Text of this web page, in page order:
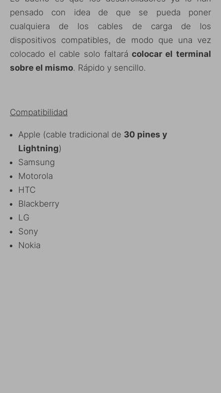
pensado con idea de que se pueda poner
cualquiera de los cables de carga de los
dispositivos compatibles, de modo que una vez
colocado el cable solo faltará colocar el terminal
sobre el mismo. Rápido y sencillo.
Compatibilidad
Apple (cable tradicional de 30 pines y
Lightning)
Samsung
Motorola
HTC
Blackberry
LG
Sony
Nokia